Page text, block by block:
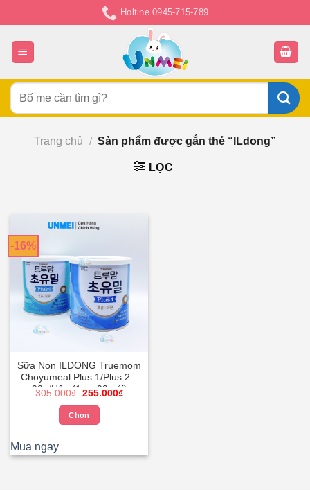
đến
nội
dung
Holtine 0945-715-789
Tìm
kiếm:
Trang chủ / Sản phẩm được gắn thẻ “ILdong”
LỌC
-16%
Sữa Non ILDONG Truemom
Choyumeal Plus 1/Plus 2 –
90g/Hộp (1g x 90 gói)
305.000₫ Giá
305.000₫.
255.000₫Giá
Chọn
này
Mua ngay